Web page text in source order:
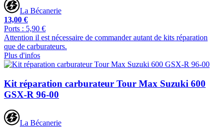
La Bécanerie
13,00 €
Ports : 5,90 €
Attention il est nécessaire de commander autant de kits réparation
que de carburateurs.
Plus d'infos
Kit réparation carburateur Tour Max Suzuki 600
GSX-R 96-00
La Bécanerie